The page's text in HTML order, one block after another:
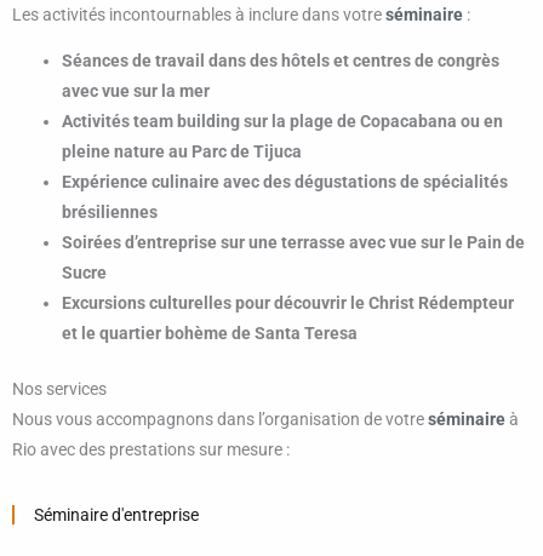
Les activités incontournables à inclure dans votreséminaire :
Séances de travail dans des hôtels et centres de congrès
avec vue sur la mer
Activités team building sur la plage de Copacabana ou en
pleine nature au Parc de Tijuca
Expérience culinaire avec des dégustations de spécialités
brésiliennes
Soirées d’entreprise sur une terrasse avec vue sur le Pain de
Sucre
Excursions culturelles pour découvrir le Christ Rédempteur
et le quartier bohème de Santa Teresa
Nos services
Nous vous accompagnons dans l’organisation de votreséminaireà
Rio avec des prestations sur mesure :
Séminaire d'entreprise